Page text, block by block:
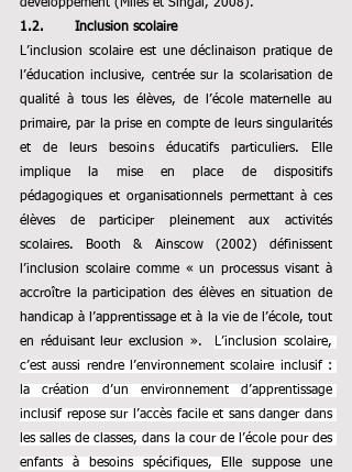
développement (Miles et Singal, 2008).
1.2.       Inclusion scolaire
L’inclusion scolaire est une déclinaison pratique de
l’éducation inclusive, centrée sur la scolarisation de
qualité à tous les élèves, de l’école maternelle au
primaire, par la prise en compte de leurs singularités
et de leurs besoins éducatifs particuliers.
Elle
implique la mise en place de dispositifs
pédagogiques et organisationnels permettant à ces
élèves de participer pleinement aux activités
scolaires. Booth & Ainscow (2002) définissent
l’inclusion scolaire comme « un processus visant à
accroître la participation des élèves en situation de
handicap à l’apprentissage et à la vie de l’école, tout
en réduisant leur exclusion ».
L’inclusion scolaire,
c’est aussi rendre l’environnement scolaire inclusif :
la création d’un environnement d’apprentissage
inclusif repose sur l’accès facile et sans danger dans
les salles de classes, dans la cour de l’école pour des
enfants à besoins spécifiques,
Elle suppose une